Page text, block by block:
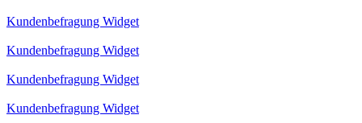
Kundenbefragung Widget
Kundenbefragung Widget
Kundenbefragung Widget
Kundenbefragung Widget